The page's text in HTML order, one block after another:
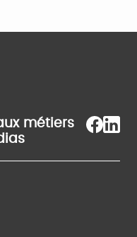
métiers